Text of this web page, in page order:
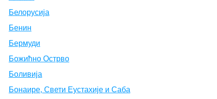
Белорусија
Бенин
Бермуди
Божићно Острво
Боливија
Бонаире, Свети Еустахије и Саба